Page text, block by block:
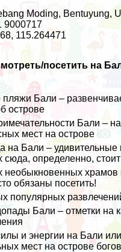
Moding, Bentuyung,
9000717
115.264471
посетить на
Бали –
острове
Бали –
мест на острове
на Бали – удивительные
сюда, определенно,
необыкновенных храмов
обязаны посетить!
популярных
Бали – отметки на
и энергии на Бали
мест на острове богов